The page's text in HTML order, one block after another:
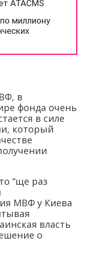
в
фонда очень
в силе
который
“ще раз
МВФ у Киева
власть
о